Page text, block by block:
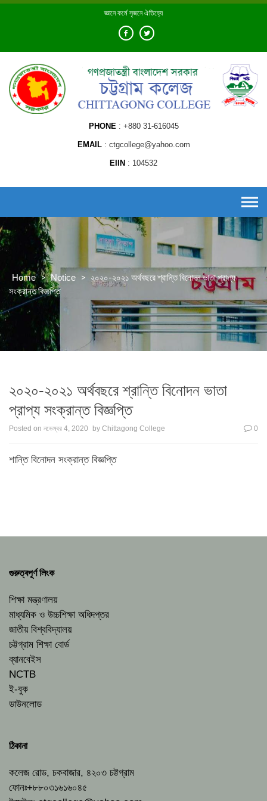
Skip
জ্ঞানে কর্মে সৃজনে ঐতিহ্যে
PHONE +880 31-616045
EMAIL ctgcollege@yahoo.com
EIIN 104532
Home > Notice > ২০২০-২০২১ অর্থবছরে শ্রান্তি বিনোদন ভাতা প্রাপ্য
সংক্রান্ত বিজ্ঞপ্তি
২০২০-২০২১ অর্থবছরে শ্রান্তি বিনোদন ভাতা
প্রাপ্য সংক্রান্ত বিজ্ঞপ্তি
Posted on নভেম্বর 4, 2020 by Chittagong College 0
শান্তি বিনোদন সংক্রান্ত বিজ্ঞপ্তি
গুরুত্বপূর্ণ লিংক
শিক্ষা মন্ত্রণালয়
মাধ্যমিক ও উচ্চশিক্ষা অধিদপ্তর
জাতীয় বিশ্ববিদ্যালয়
চট্টগ্রাম শিক্ষা বোর্ড
ব্যানবেইস
NCTB
ই-বুক
ডাউনলোড
ঠিকানা
কলেজ রোড, চকবাজার, ৪২০৩ চট্টগ্রাম
ফোনঃ+৮৮০৩১৬১৬০৪৫